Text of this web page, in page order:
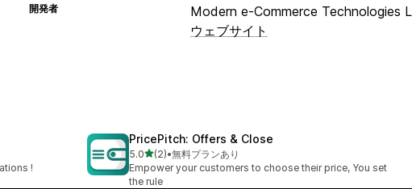
開発者
Modern e-Commerce Technologies
ウェブサイト
!
PricePitch: Offers & Close
5.05つ星中
(2)
合計レビュー数：2件
•無料プランあり
Empower your customers to choose their price, You set
the rule